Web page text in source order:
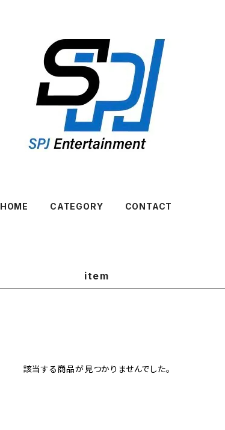
HOME CATEGORY CONTACT
item
該当する商品が見つかりませんでした。